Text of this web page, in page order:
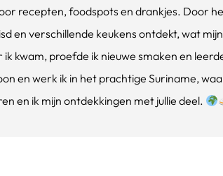
recepten, foodspots en drankjes. Door
en verschillende keukens ontdekt, wat
kwam, proefde ik nieuwe smaken en
en werk ik in het prachtige Suriname,
en ik mijn ontdekkingen met jullie deel.